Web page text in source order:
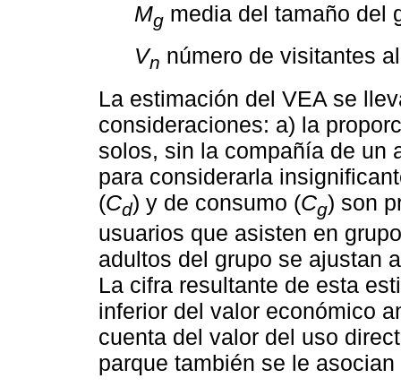
Mg media del tamaño del
Vn número de visitantes
La estimación del VEA se
consideraciones: a) la
solos, sin la compañía de un
para considerarla
(Cd) y de consumo (Cg) son
usuarios que asisten en
adultos del grupo se ajustan
La cifra resultante de esta
inferior del valor económico
cuenta del valor del uso
parque también se le